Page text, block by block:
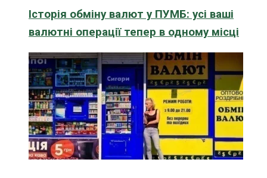
Історія обміну валют у ПУМБ: усі ваші
валютні операції тепер в одному місці